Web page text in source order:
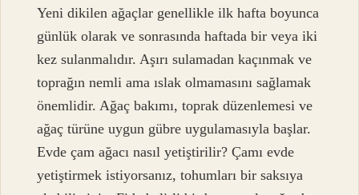
Yeni dikilen ağaçlar genellikle ilk hafta boyunca
günlük olarak ve sonrasında haftada bir veya iki
kez sulanmalıdır. Aşırı sulamadan kaçınmak ve
toprağın nemli ama ıslak olmamasını sağlamak
önemlidir. Ağaç bakımı, toprak düzenlemesi ve
ağaç türüne uygun gübre uygulamasıyla başlar.
Evde çam ağacı nasıl yetiştirilir? Çamı evde
yetiştirmek istiyorsanız, tohumları bir saksıya